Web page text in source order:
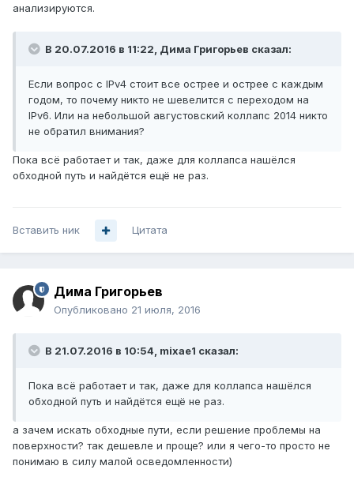
анализируются.
В 20.07.2016 в 11:22, Дима Григорьев сказал:
Если вопрос с IPv4 стоит все острее и острее с каждым
годом, то почему никто не шевелится с переходом на
IPv6. Или на небольшой августовский коллапс 2014 никто
не обратил внимания?
Пока всё работает и так, даже для коллапса нашёлся
обходной путь и найдётся ещё не раз.
Вставить ник Цитата
Дима Григорьев
Опубликовано 21 июля, 2016
В 21.07.2016 в 10:54, mixae1 сказал:
Пока всё работает и так, даже для коллапса нашёлся
обходной путь и найдётся ещё не раз.
а зачем искать обходные пути, если решение проблемы на
поверхности? так дешевле и проще? или я чего-то просто не
понимаю в силу малой осведомленности)